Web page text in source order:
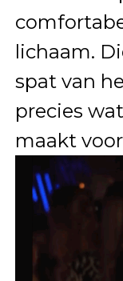
lichaam.
spat van
precies
maakt